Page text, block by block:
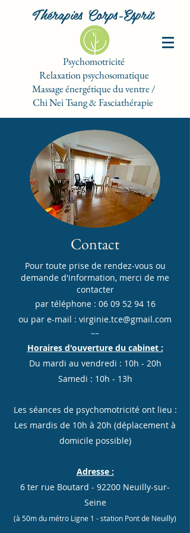
Thérapies Corps-Esprit
Psychomotricité
Relaxation psychosomatique
Massage énergétique du ventre /
Chi Nei Tsang & Fasciathérapie
Contact
Pour toute prise de rendez-vous ou
demande d'information, merci de me
contacter
par téléphone : 06 09 52 94 16
ou par e-mail : virginie.tce@gmail.com
~~
Horaires d'ouverture du cabinet :
Du mardi au vendredi : 10h - 20h
Samedi : 10h - 13h
Les séances de psychomotricité ont lieu :
Les mardis de 10h à 20h (déplacement à
domicile possible)
Adresse :
6 ter rue Boutard - 92200 Neuilly-sur-
Seine
(à 50m du métro Ligne 1 - station Pont de Neuilly)